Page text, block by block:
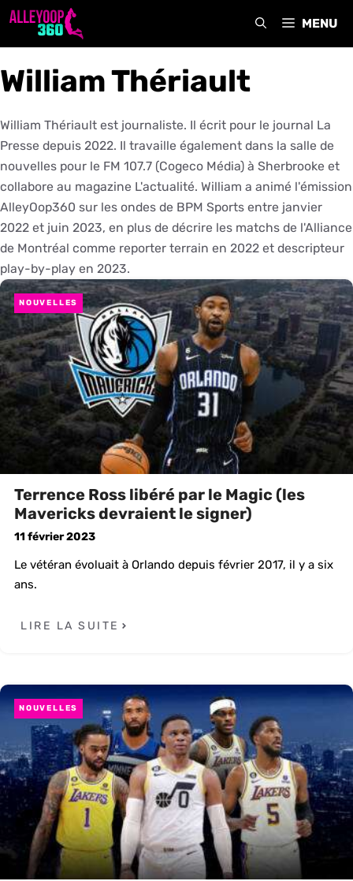
Aller
MENU
William Thériault
William Thériault est journaliste. Il écrit pour le journal La
Presse depuis 2022. Il travaille également dans la salle de
nouvelles pour le FM 107.7 (Cogeco Média) à Sherbrooke et
collabore au magazine L'actualité. William a animé l'émission
AlleyOop360 sur les ondes de BPM Sports entre janvier
2022 et juin 2023, en plus de décrire les matchs de l'Alliance
de Montréal comme reporter terrain en 2022 et descripteur
play-by-play en 2023.
NOUVELLES
Terrence Ross libéré par le Magic (les
Mavericks devraient le signer)
11 février 2023
Le vétéran évoluait à Orlando depuis février 2017, il y a six
ans.
LIRE LA SUITE
NOUVELLES